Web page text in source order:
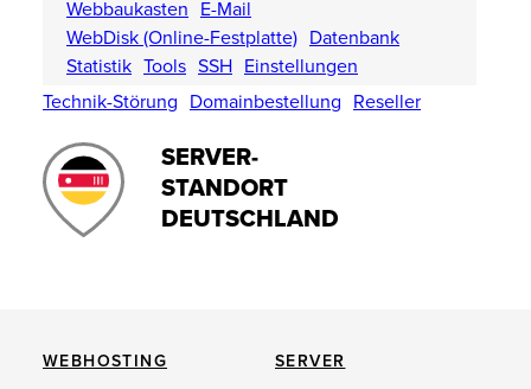
Webbaukasten E-Mail
WebDisk (Online-Festplatte) Datenbank
Statistik Tools SSH Einstellungen
Technik-Störung Domainbestellung Reseller
SERVER-
STANDORT
DEUTSCHLAND
WEBHOSTING SERVER